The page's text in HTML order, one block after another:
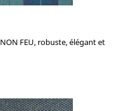
FEU, robuste, élégant et